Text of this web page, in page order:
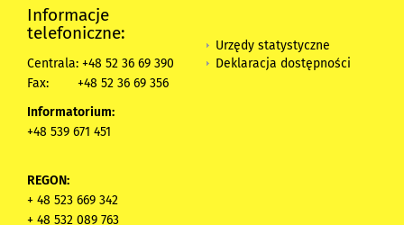
Informacje
telefoniczne:
Centrala: +48 52 36 69 390
Fax:
+48 52 36 69 356
Informatorium:
+48 539 671 451
REGON:
+ 48 523 669 342
+ 48 532 089 763
Urzędy statystyczne
Deklaracja dostępności